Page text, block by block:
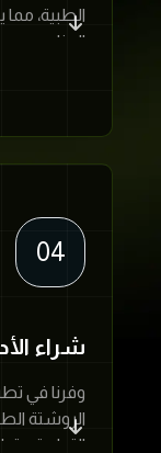
الطبية،
المناسب.
04
شراء
وفرنا في
الروشتة
التطبيق